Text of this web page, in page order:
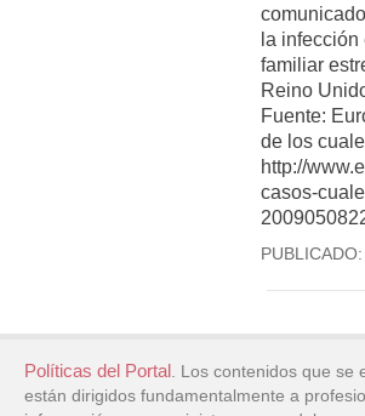
la infección
familiar
Reino
Fuente:
de los
http://
casos-
PUBLICADO:
Políticas del Portal. Los contenidos que se
están dirigidos fundamentalmente a